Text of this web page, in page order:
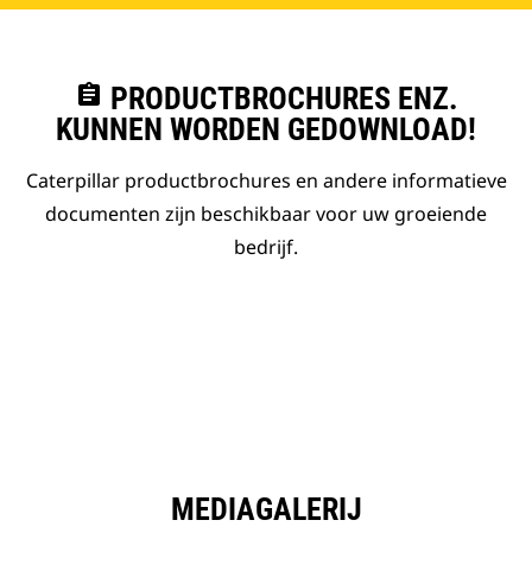
assignment PRODUCTBROCHURES ENZ.
KUNNEN WORDEN GEDOWNLOAD!
Caterpillar productbrochures en andere informatieve
documenten zijn beschikbaar voor uw groeiende
bedrijf.
MEDIAGALERIJ